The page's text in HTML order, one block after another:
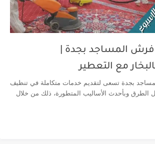
المساجد بجدة |
بجدة تسعى لتقديم خدمات متكاملة في تنظيف
الطرق وبأحدث الأساليب المتطورة، ذلك من خلال